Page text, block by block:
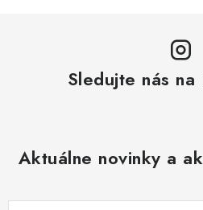
Sledujte nás na
Aktuálne novinky a